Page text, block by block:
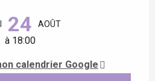
24 AOÛT
à 18:00
calendrier Google